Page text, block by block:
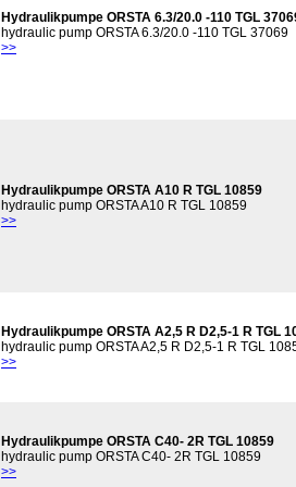
Hydraulikpumpe ORSTA 6.3/20.0 -110 TGL
hydraulic pump ORSTA 6.3/20.0 -110 TGL 37069
>>
Hydraulikpumpe ORSTA A10 R TGL 10859
hydraulic pump ORSTA A10 R TGL 10859
>>
Hydraulikpumpe ORSTA A2,5 R D2,5-1 R TGL
hydraulic pump ORSTA A2,5 R D2,5-1 R TGL
>>
Hydraulikpumpe ORSTA C40- 2R TGL 10859
hydraulic pump ORSTA C40- 2R TGL 10859
>>